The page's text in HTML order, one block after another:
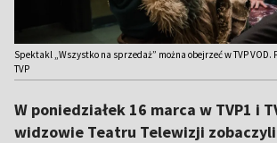
Spektakl „Wszystko na sprzedaż” można obejrzeć w TVP VOD.
TVP
W poniedziałek 16 marca w TVP1 i
widzowie Teatru Telewizji